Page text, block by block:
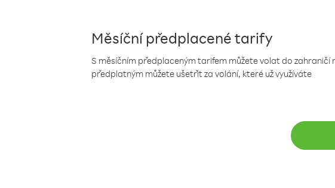
Měsíční předplacené tarify
S měsíčním předplaceným tarifem můžete volat do zahraničí
předplatným můžete ušetřit za volání, které už využíváte